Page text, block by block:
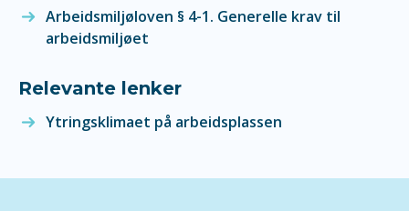
Arbeidsmiljøloven § 4-1. Generelle krav til
arbeidsmiljøet
Relevante lenker
Ytringsklimaet på arbeidsplassen